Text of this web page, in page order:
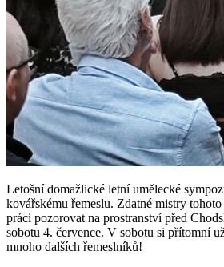
Letošní domažlické letní umělecké
kovářskému řemeslu. Zdatné mistry
práci pozorovat na prostranství před
sobotu 4. července. V sobotu si přítomní
mnoho dalších řemeslníků!